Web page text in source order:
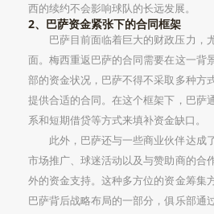
西的续约不会影响球队的长远发展。
2、巴萨资金紧张下的合同框架
巴萨目前面临着巨大的财政压力，
面。梅西重返巴萨的合同需要在这一背
部的资金状况，巴萨不得不采取多种方
提供合适的合同。在这个框架下，巴萨
系和短期借贷等方式来填补资金缺口。
此外，巴萨还与一些商业伙伴达成
市场推广、球迷活动以及与赞助商的合
外的资金支持。这种多方位的资金筹集
巴萨背后战略布局的一部分，俱乐部通